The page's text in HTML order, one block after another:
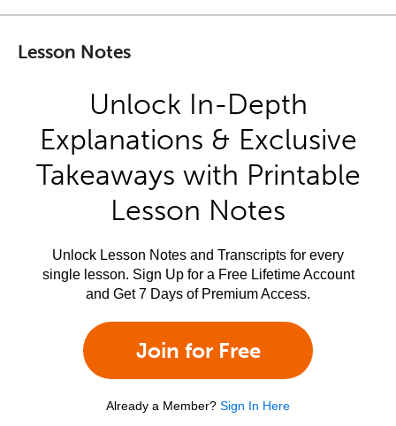
Lesson Notes
Unlock In-Depth
Explanations & Exclusive
Takeaways with Printable
Lesson Notes
Unlock Lesson Notes and Transcripts for every
single lesson. Sign Up for a Free Lifetime Account
and Get 7 Days of Premium Access.
Join for Free
Already a Member? Sign In Here